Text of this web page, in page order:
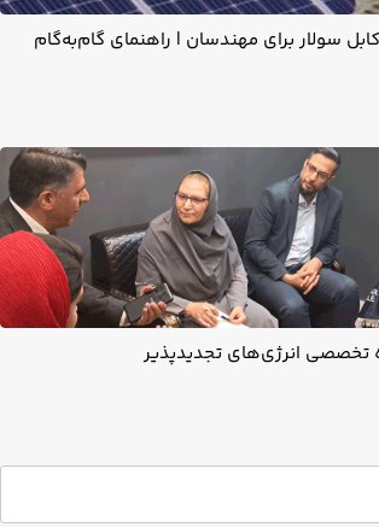
سولار برای مهندسان | راهنمای گام‌به‌گام
تخصصی انرژی‌های تجدیدپذیر